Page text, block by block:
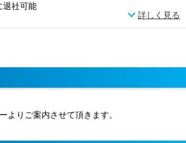
退社可能
詳しく見る
よりご案内させて頂きます。